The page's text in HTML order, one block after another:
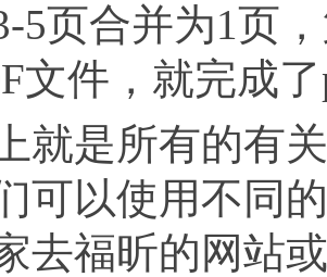
5页合并为1页
文件，就完成
是所有的有关
可以使用不同
去福昕的网站